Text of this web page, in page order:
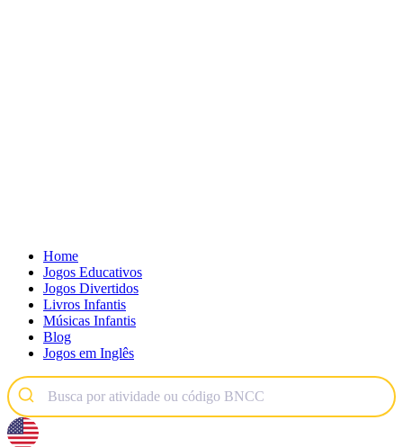
Home
Jogos Educativos
Jogos Divertidos
Livros Infantis
Músicas Infantis
Blog
Jogos em Inglês